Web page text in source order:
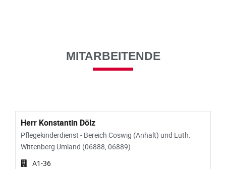
MITARBEITENDE
Herr Konstantin Dölz
Pflegekinderdienst - Bereich Coswig (Anhalt) und Luth.
Wittenberg Umland (06888, 06889)
A1-36